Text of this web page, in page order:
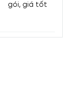
gói, giá tốt